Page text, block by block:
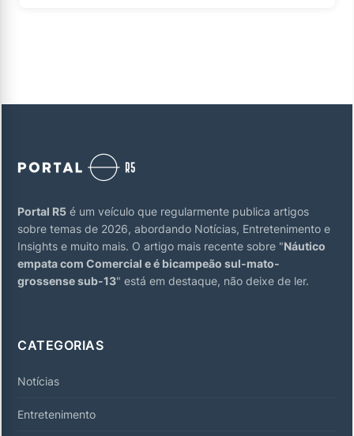
Portal R5 é um veículo que regularmente publica artigos
sobre temas de 2026, abordando Notícias, Entretenimento e
Insights e muito mais. O artigo mais recente sobre "Náutico
empata com Comercial e é bicampeão sul-mato-
grossense sub-13" está em destaque, não deixe de ler.
CATEGORIAS
Notícias
Entretenimento